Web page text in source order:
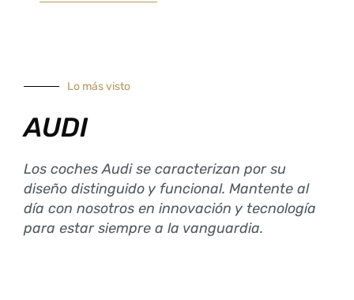
Lo más visto
AUDI
Los coches Audi se caracterizan por su
diseño distinguido y funcional. Mantente al
día con nosotros en innovación y tecnología
para estar siempre a la vanguardia.